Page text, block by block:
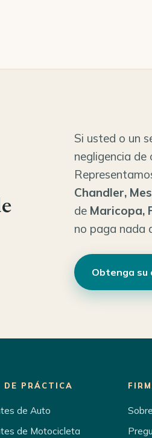
Si usted o un
negligencia
Chandler,
de Maricopa,
no paga nada
Obtenga su
DE PRÁCTICA
de Auto
de Motocicleta